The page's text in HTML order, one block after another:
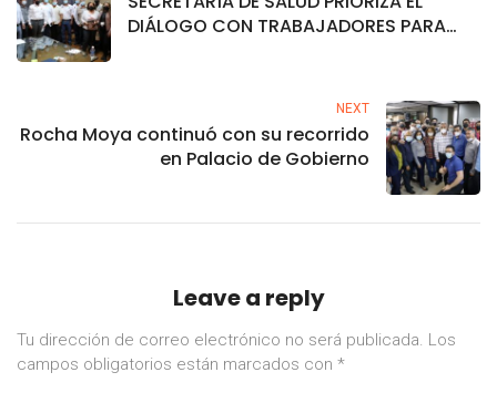
DIÁLOGO CON TRABAJADORES PARA
NEXT
Rocha Moya continuó con su recorrido
en Palacio de Gobierno
Leave a reply
Tu dirección de correo electrónico no será publicada. Los
campos obligatorios están marcados con *